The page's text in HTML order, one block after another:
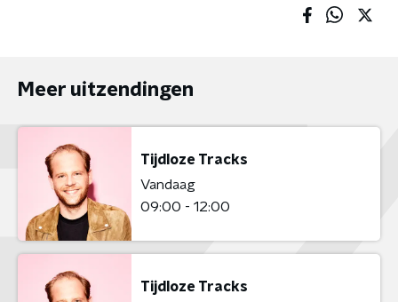
Meer uitzendingen
Tijdloze Tracks
Vandaag
09:00 - 12:00
Tijdloze Tracks